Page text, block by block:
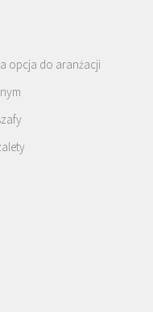
opcja do aranżacji